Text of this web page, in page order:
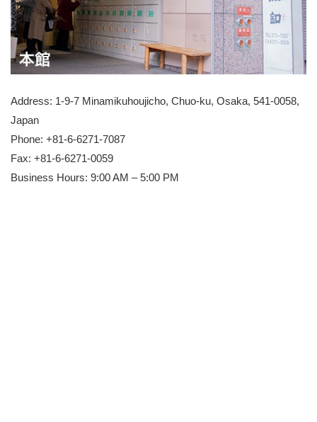
Address: 1-9-7 Minamikuhoujicho, Chuo-ku, Osaka, 541-0058,
Japan
Phone: +81-6-6271-7087
Fax: +81-6-6271-0059
Business Hours: 9:00 AM – 5:00 PM